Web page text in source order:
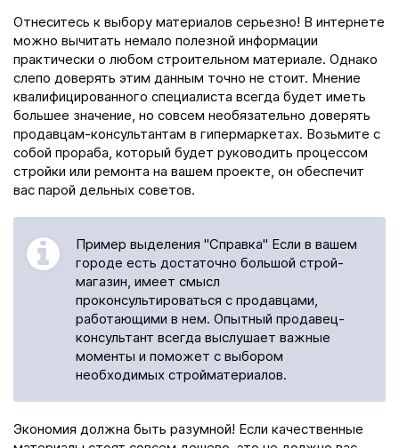
Отнеситесь к выбору материалов серьезно! В интернете
можно вычитать немало полезной информации
практически о любом строительном материале. Однако
слепо доверять этим данным точно не стоит. Мнение
квалифицированного специалиста всегда будет иметь
большее значение, но совсем необязательно доверять
продавцам-консультантам в гипермаркетах. Возьмите с
собой прораба, который будет руководить процессом
стройки или ремонта на вашем проекте, он обеспечит
вас парой дельных советов.
Пример выделения "Справка" Если в вашем
городе есть достаточно большой строй-
магазин, имеет смысл
проконсультироваться с продавцами,
работающими в нем. Опытный продавец-
консультант всегда выслушает важные
моменты и поможет с выбором
необходимых стройматериалов.
Экономия должна быть разумной! Если качественные